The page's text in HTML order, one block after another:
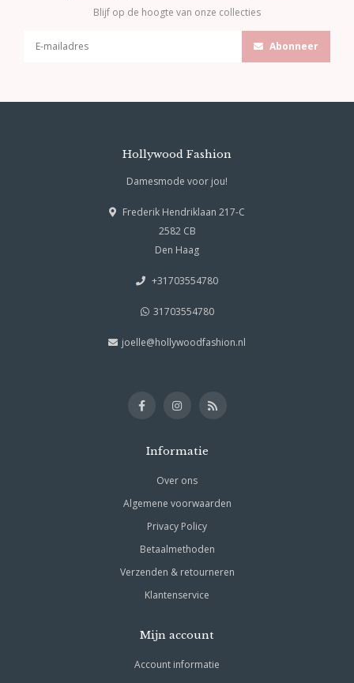
Blijf op de hoogte van onze collecties
Abonneer
Hollywood Fashion
Damesmode voor jou!
Frederik Hendriklaan 217-C
2582 CB
Den Haag
+31703554780
31703554780
joelle@hollywoodfashion.nl
Informatie
Over ons
Algemene voorwaarden
Privacy Policy
Betaalmethoden
Verzenden & retourneren
Klantenservice
Mijn account
Account informatie